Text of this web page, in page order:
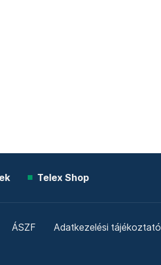
Telex Shop
ÁSZF Adatkezelési tájékoztató